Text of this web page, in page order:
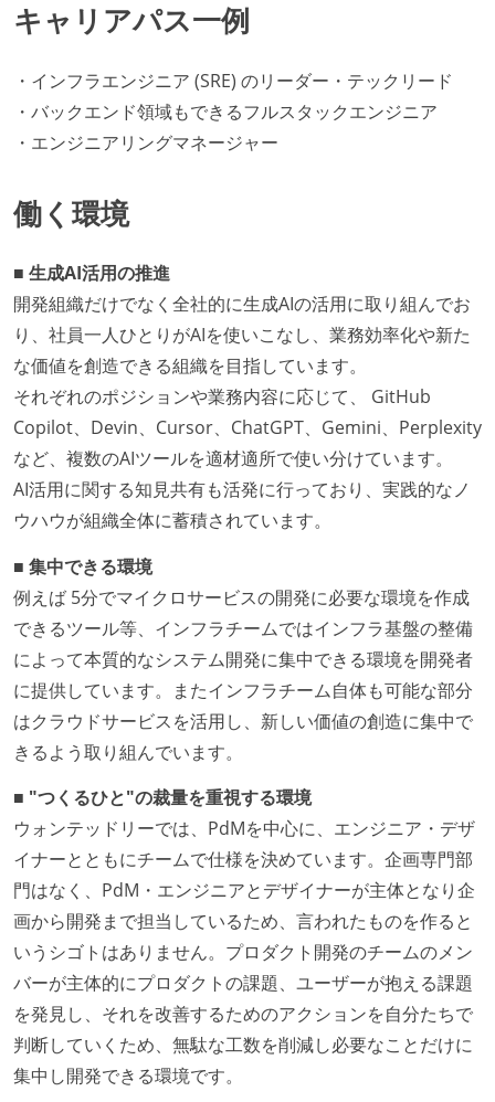
キャリアパス一例
・インフラエンジニア (SRE) のリーダー・テックリード
・バックエンド領域もできるフルスタックエンジニア
・エンジニアリングマネージャー
働く環境
■ 生成AI活用の推進
開発組織だけでなく全社的に生成AIの活用に取り組んでお
り、社員一人ひとりがAIを使いこなし、業務効率化や新た
な価値を創造できる組織を目指しています。
それぞれのポジションや業務内容に応じて、 GitHub
Copilot、Devin、Cursor、ChatGPT、Gemini、Perplexity
など、複数のAIツールを適材適所で使い分けています。
AI活用に関する知見共有も活発に行っており、実践的なノ
ウハウが組織全体に蓄積されています。
■ 集中できる環境
例えば 5分でマイクロサービスの開発に必要な環境を作成
できるツール等、インフラチームではインフラ基盤の整備
によって本質的なシステム開発に集中できる環境を開発者
に提供しています。またインフラチーム自体も可能な部分
はクラウドサービスを活用し、新しい価値の創造に集中で
きるよう取り組んでいます。
■ "つくるひと"の裁量を重視する環境
ウォンテッドリーでは、PdMを中心に、エンジニア・デザ
イナーとともにチームで仕様を決めています。企画専門部
門はなく、PdM・エンジニアとデザイナーが主体となり企
画から開発まで担当しているため、言われたものを作ると
いうシゴトはありません。プロダクト開発のチームのメン
バーが主体的にプロダクトの課題、ユーザーが抱える課題
を発見し、それを改善するためのアクションを自分たちで
判断していくため、無駄な工数を削減し必要なことだけに
集中し開発できる環境です。